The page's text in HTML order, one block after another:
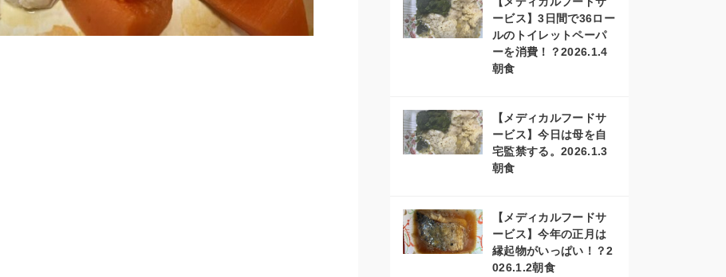
ービス】3日間で36ロー
ルのトイレットペーパ
ーを消費！？2026.1.4
朝食
【メディカルフードサ
ービス】今日は母を自
宅監禁する。2026.1.3
朝食
【メディカルフードサ
ービス】今年の正月は
縁起物がいっぱい！？2
026.1.2朝食